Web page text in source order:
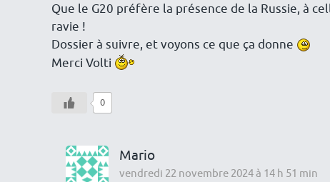
Que le G20 préfère la présence de la Russie, à
ravie !
Dossier à suivre, et voyons ce que ça donne
Merci Volti
0
Mario
vendredi 22 novembre 2024 à 14 h 51 min